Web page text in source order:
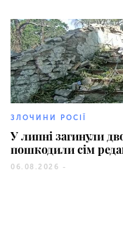
ЗЛОЧИНИ РОСІЇ
У липні загинули
пошкодили сім
06.08.2026 -